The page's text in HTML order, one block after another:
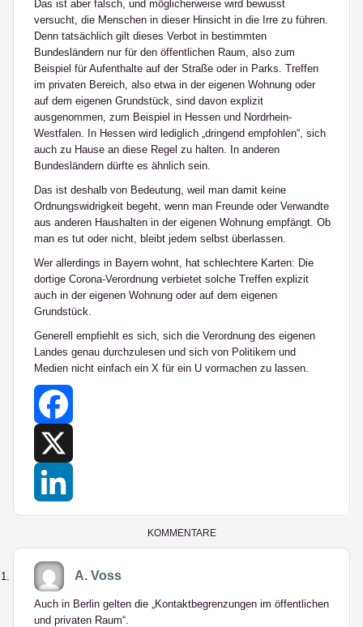
Das ist aber falsch, und möglicherweise wird bewusst
versucht, die Menschen in dieser Hinsicht in die Irre zu führen.
Denn tatsächlich gilt dieses Verbot in bestimmten
Bundesländern nur für den öffentlichen Raum, also zum
Beispiel für Aufenthalte auf der Straße oder in Parks. Treffen
im privaten Bereich, also etwa in der eigenen Wohnung oder
auf dem eigenen Grundstück, sind davon explizit
ausgenommen, zum Beispiel in Hessen und Nordrhein-
Westfalen. In Hessen wird lediglich „dringend empfohlen“, sich
auch zu Hause an diese Regel zu halten. In anderen
Bundesländern dürfte es ähnlich sein.
Das ist deshalb von Bedeutung, weil man damit keine
Ordnungswidrigkeit begeht, wenn man Freunde oder Verwandte
aus anderen Haushalten in der eigenen Wohnung empfängt. Ob
man es tut oder nicht, bleibt jedem selbst überlassen.
Wer allerdings in Bayern wohnt, hat schlechtere Karten: Die
dortige Corona-Verordnung verbietet solche Treffen explizit
auch in der eigenen Wohnung oder auf dem eigenen
Grundstück.
Generell empfiehlt es sich, sich die Verordnung des eigenen
Landes genau durchzulesen und sich von Politikern und
Medien nicht einfach ein X für ein U vormachen zu lassen.
Facebook
KOMMENTARE
A. Voss
Auch in Berlin gelten die „Kontaktbegrenzungen im öffentlichen
und privaten Raum“.